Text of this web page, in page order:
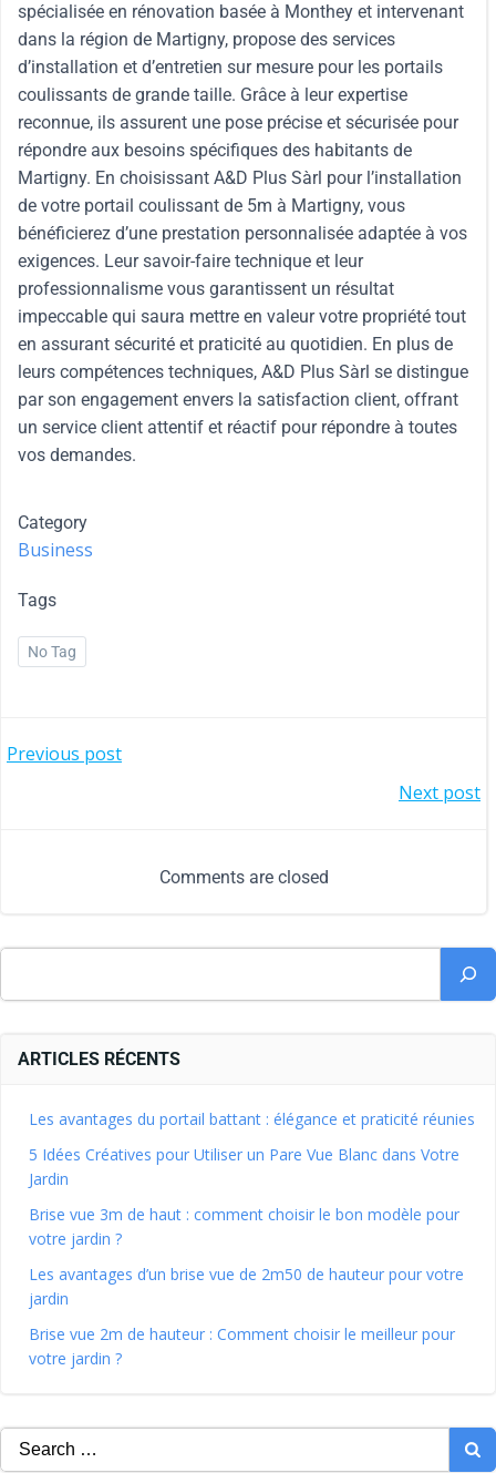
spécialisée en rénovation basée à Monthey et intervenant
dans la région de Martigny, propose des services
d’installation et d’entretien sur mesure pour les portails
coulissants de grande taille. Grâce à leur expertise
reconnue, ils assurent une pose précise et sécurisée pour
répondre aux besoins spécifiques des habitants de
Martigny. En choisissant A&D Plus Sàrl pour l’installation
de votre portail coulissant de 5m à Martigny, vous
bénéficierez d’une prestation personnalisée adaptée à vos
exigences. Leur savoir-faire technique et leur
professionnalisme vous garantissent un résultat
impeccable qui saura mettre en valeur votre propriété tout
en assurant sécurité et praticité au quotidien. En plus de
leurs compétences techniques, A&D Plus Sàrl se distingue
par son engagement envers la satisfaction client, offrant
un service client attentif et réactif pour répondre à toutes
vos demandes.
Category
Business
Tags
No Tag
Previous post
Next post
Comments are closed
ARTICLES RÉCENTS
Les avantages du portail battant : élégance et praticité réunies
5 Idées Créatives pour Utiliser un Pare Vue Blanc dans Votre
Jardin
Brise vue 3m de haut : comment choisir le bon modèle pour
votre jardin ?
Les avantages d’un brise vue de 2m50 de hauteur pour votre
jardin
Brise vue 2m de hauteur : Comment choisir le meilleur pour
votre jardin ?